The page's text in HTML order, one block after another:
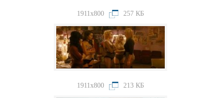
1911x800 257 КБ
1911x800 213 КБ